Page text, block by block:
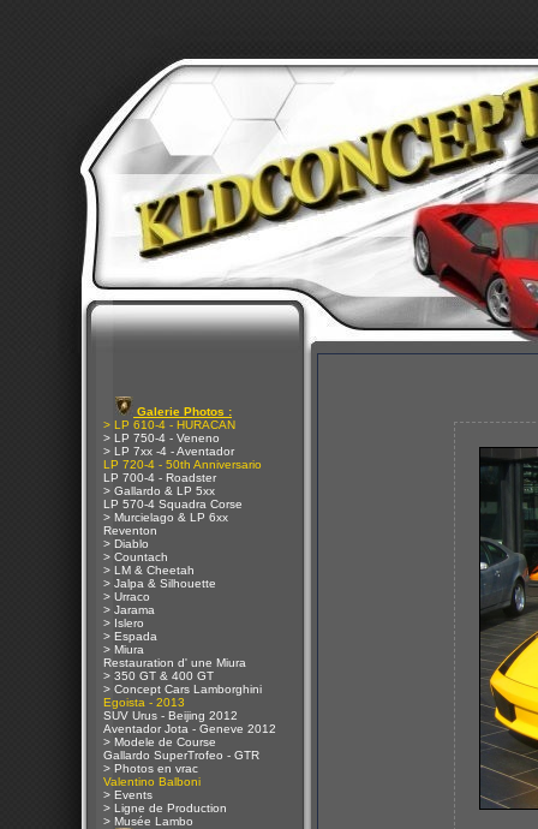
Galerie Photos :
> LP 610-4 - HURACAN
> LP 750-4 - Veneno
> LP 7xx -4 - Aventador
LP 720-4 - 50th Anniversario
LP 700-4 - Roadster
> Gallardo & LP 5xx
LP 570-4 Squadra Corse
> Murcielago & LP 6xx
Reventon
> Diablo
> Countach
> LM & Cheetah
> Jalpa & Silhouette
> Urraco
> Jarama
> Islero
> Espada
> Miura
Restauration d' une Miura
> 350 GT & 400 GT
> Concept Cars Lamborghini
Egoista - 2013
SUV Urus - Beijing 2012
Aventador Jota - Geneve 2012
> Modele de Course
Gallardo SuperTrofeo - GTR
> Photos en vrac
Valentino Balboni
> Events
> Ligne de Production
> Musée Lambo